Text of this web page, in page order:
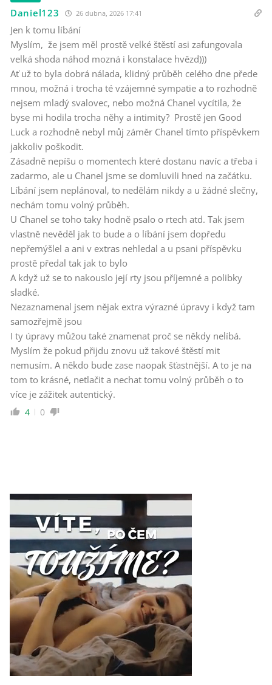
Daniel123 26 dubna, 2026 17:41
Jen k tomu líbání
Myslím, že jsem měl prostě velké štěstí asi zafungovala
velká shoda náhod mozná i konstalace hvězd)))
Ať už to byla dobrá nálada, klidný průběh celého dne přede
mnou, možná i trocha té vzájemné sympatie a to rozhodně
nejsem mladý svalovec, nebo možná Chanel vycítila, že
byse mi hodila trocha něhy a intimity? Prostě jen Good
Luck a rozhodně nebyl můj záměr Chanel tímto příspěvkem
jakkoliv poškodit.
Zásadně nepíšu o momentech které dostanu navíc a třeba i
zadarmo, ale u Chanel jsme se domluvili hned na začátku.
Líbání jsem neplánoval, to nedělám nikdy a u žádné slečny,
nechám tomu volný průběh.
U Chanel se toho taky hodně psalo o rtech atd. Tak jsem
vlastně nevěděl jak to bude a o líbání jsem dopředu
nepřemýšlel a ani v extras nehledal a u psani příspěvku
prostě předal tak jak to bylo
A když už se to nakouslo její rty jsou příjemné a polibky
sladké.
Nezaznamenal jsem nějak extra výrazné úpravy i když tam
samozřejmě jsou
I ty úpravy můžou také znamenat proč se někdy nelíbá.
Myslím že pokud přijdu znovu už takové štěstí mit
nemusím. A někdo bude zase naopak šťastnější. A to je na
tom to krásné, netlačit a nechat tomu volný průběh o to
více je zážitek autentický.
4 0